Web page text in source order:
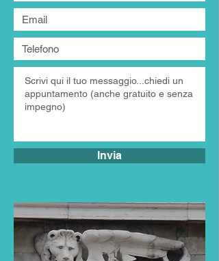
Invia